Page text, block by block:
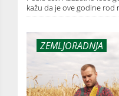
kažu da je ove godine rod
ZEMLJORADNJA